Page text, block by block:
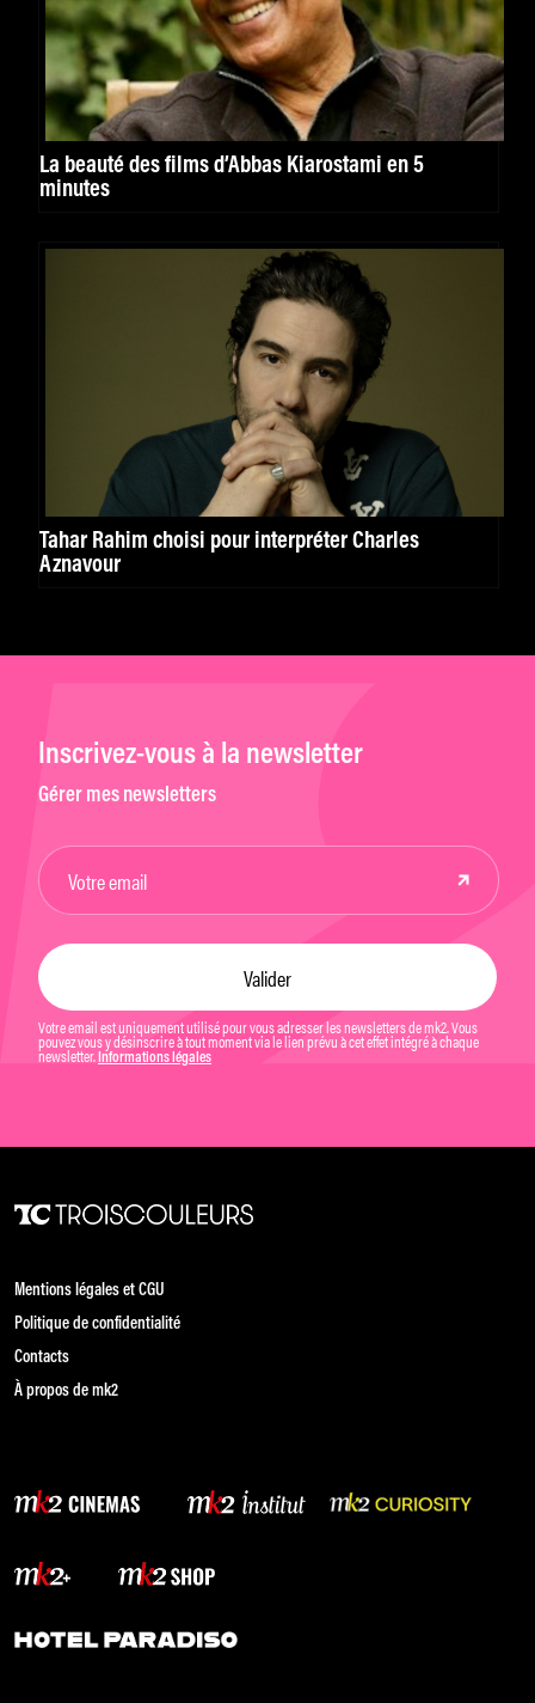
La beauté des films d’Abbas Kiarostami en 5
minutes
Tahar Rahim choisi pour interpréter Charles
Aznavour
Inscrivez-vous à la newsletter
Gérer mes newsletters
Votre email est uniquement utilisé pour vous adresser les newsletters de mk2. Vous
pouvez vous y désinscrire à tout moment via le lien prévu à cet effet intégré à chaque
newsletter. Informations légales
Mentions légales et CGU
Politique de confidentialité
Contacts
À propos de mk2